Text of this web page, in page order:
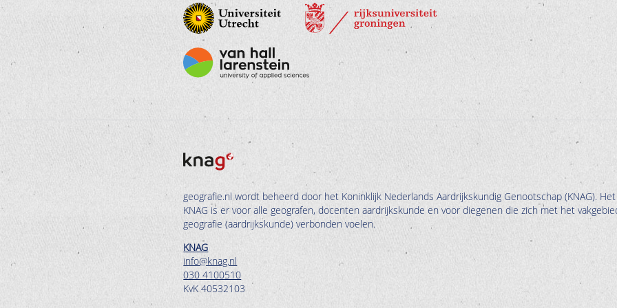
geografie.nl wordt beheerd door het Koninklijk Nederlands Aardrijkskundig Genootschap (KNAG). Het
KNAG is er voor alle geografen, docenten aardrijkskunde en voor diegenen die zich met het
geografie (aardrijkskunde) verbonden voelen.
KNAG
info@knag.nl
030 4100510
KvK 40532103